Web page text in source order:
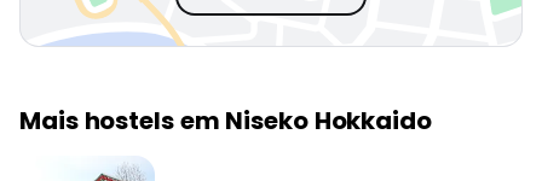
Mais hostels em Niseko Hokkaido